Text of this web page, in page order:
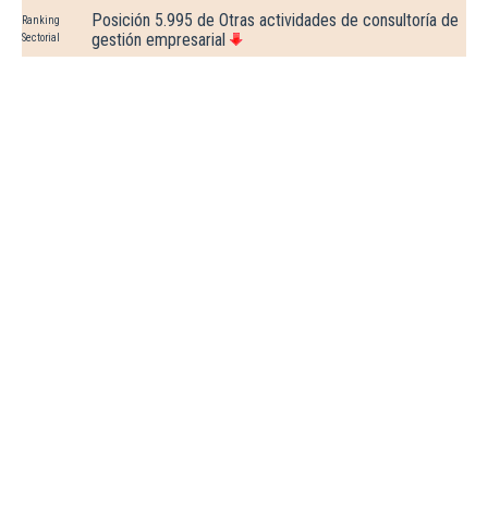
Ranking
Sectorial
Posición 5.995 de Otras actividades de consultoría de
gestión empresarial